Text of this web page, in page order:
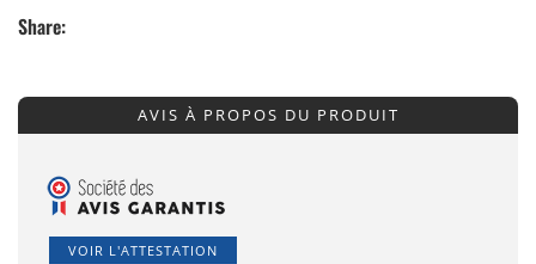
Share:
AVIS À PROPOS DU PRODUIT
VOIR L'ATTESTATION